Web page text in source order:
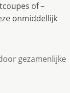
of –
onmiddellijk
gezamenlijke